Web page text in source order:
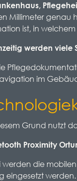
Millimeter genau
ist, in
werden viele
im
Grund nutzt
Proximity
werden die
eingesetzt werden.